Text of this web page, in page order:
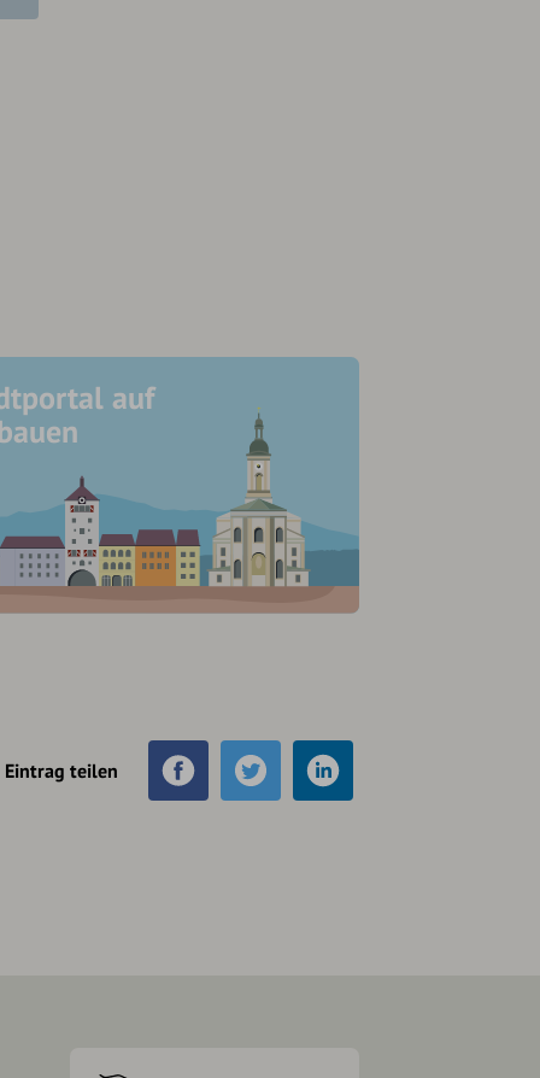
auf
Eintrag teilen